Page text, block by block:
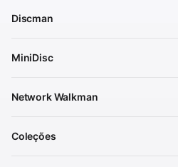
Discman
MiniDisc
Network Walkman
Coleções